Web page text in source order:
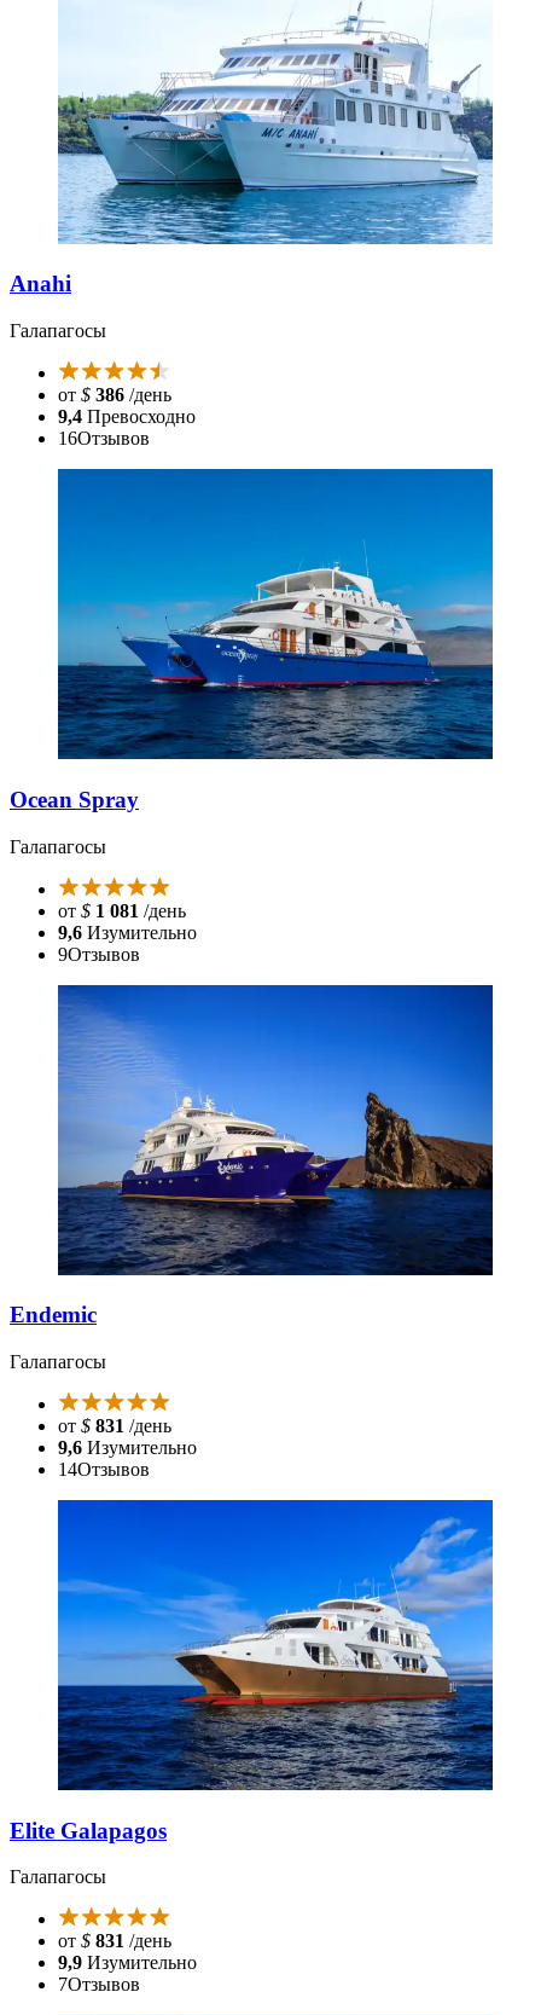
Anahi
Галапагосы
от $ 386 /день
9,4 Превосходно
16Отзывов
Ocean Spray
Галапагосы
от $ 1 081 /день
9,6 Изумительно
9Отзывов
Endemic
Галапагосы
от $ 831 /день
9,6 Изумительно
14Отзывов
Elite Galapagos
Галапагосы
от $ 831 /день
9,9 Изумительно
7Отзывов